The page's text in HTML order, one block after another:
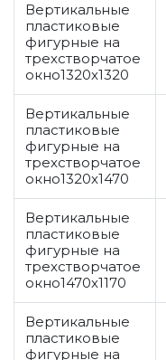
Вертикальные
пластиковые
фигурные на
трехстворчатое
окно1320x1320
Вертикальные
пластиковые
фигурные на
трехстворчатое
окно1320x1470
Вертикальные
пластиковые
фигурные на
трехстворчатое
окно1470x1170
Вертикальные
пластиковые
фигурные на